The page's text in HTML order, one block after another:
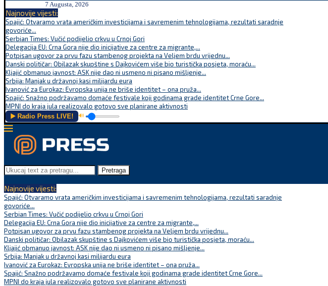
7 Augusta, 2026
Najnovije vijesti:
Spajić: Otvaramo vrata američkim investicijama i savremenim tehnologijama, rezultati saradnje
govoriće...
Serbian Times: Vučić podijelio crkvu u Crnoj Gori
Delegacija EU: Crna Gora nije dio inicijative za centre za migrante,...
Potpisan ugovor za prvu fazu stambenog projekta na Veljem brdu vrijednu...
Danski političar: Obilazak skupštine s Dajkovićem više bio turistička posjeta, moraću...
Kljajić obmanuo javnost: ASK nije dao ni usmeno ni pisano mišljenje...
Srbija: Manjak u državnoj kasi milijardu eura
Ivanović za Eurokaz: Evropska unija ne briše identitet – ona pruža...
Spajić: Snažno podržavamo domaće festivale koji godinama grade identitet Crne Gore...
MPNI do kraja jula realizovalo gotovo sve planirane aktivnosti
▶️ Radio Press LIVE! 🔊
Pretraga
Najnovije vijesti:
Spajić: Otvaramo vrata američkim investicijama i savremenim tehnologijama, rezultati saradnje
govoriće...
Serbian Times: Vučić podijelio crkvu u Crnoj Gori
Delegacija EU: Crna Gora nije dio inicijative za centre za migrante,...
Potpisan ugovor za prvu fazu stambenog projekta na Veljem brdu vrijednu...
Danski političar: Obilazak skupštine s Dajkovićem više bio turistička posjeta, moraću...
Kljajić obmanuo javnost: ASK nije dao ni usmeno ni pisano mišljenje...
Srbija: Manjak u državnoj kasi milijardu eura
Ivanović za Eurokaz: Evropska unija ne briše identitet – ona pruža...
Spajić: Snažno podržavamo domaće festivale koji godinama grade identitet Crne Gore...
MPNI do kraja jula realizovalo gotovo sve planirane aktivnosti